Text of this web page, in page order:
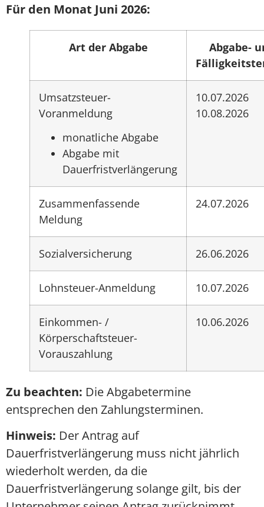
Für den Monat Juni 2026:
Art der Abgabe
Abgabe-
Umsatzsteuer-
Voranmeldung
monatliche Abgabe
Abgabe mit
Dauerfristverlängerung
10.07.2026
10.08.2026
Zusammenfassende
Meldung
24.07.2026
Sozialversicherung 26.06.2026
Lohnsteuer-Anmeldung 10.07.2026
Einkommen- /
Körperschaftsteuer-
Vorauszahlung
10.06.2026
Zu beachten: Die Abgabetermine
entsprechen den Zahlungsterminen.
Hinweis: Der Antrag auf
Dauerfristverlängerung muss nicht jährlich
wiederholt werden, da die
Dauerfristverlängerung solange gilt, bis der